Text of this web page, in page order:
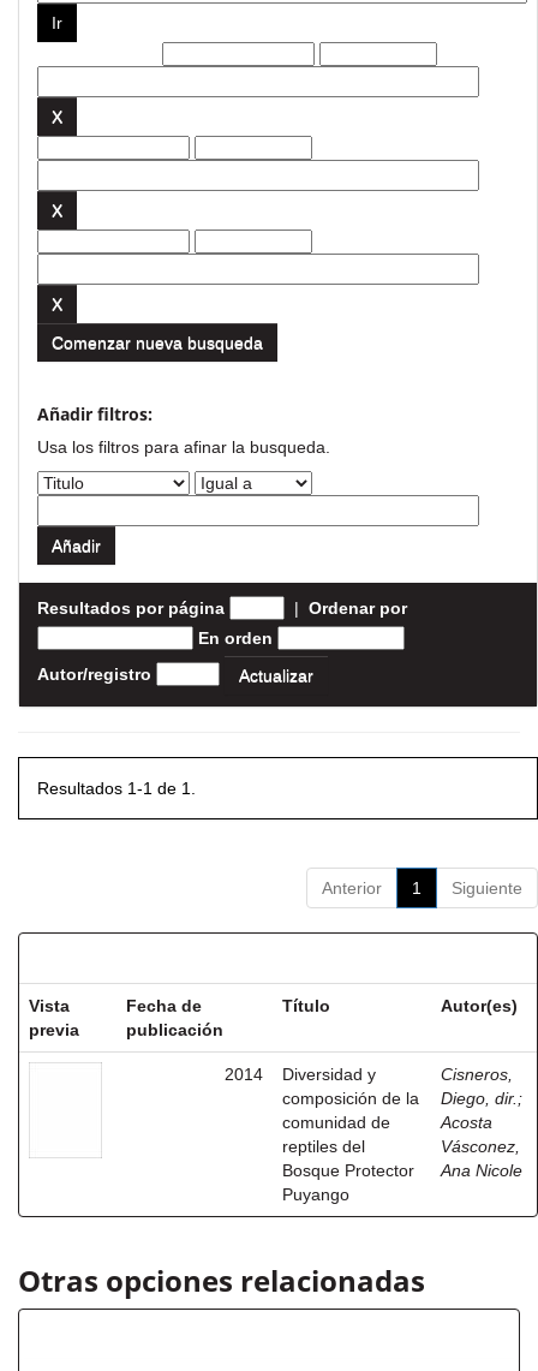
Comenzar nueva busqueda
Añadir filtros:
Usa los filtros para afinar la busqueda.
Resultados por página | Ordenar por
En orden
Autor/registro
Resultados 1-1 de 1.
Anterior 1 Siguiente
Vista
previa
Fecha de
publicación
Título Autor(es)
2014
Diversidad y
composición de la
comunidad de
reptiles del
Bosque Protector
Puyango
Cisneros,
Diego, dir. ;
Acosta
Vásconez,
Ana Nicole
Otras opciones relacionadas